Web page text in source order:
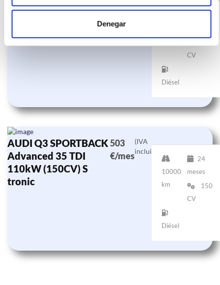
Denegar
Advanced 35 TDI
tronic
€/mesincluido)
km
CV
Diésel
AUDI Q3 SPORTBACK
Advanced 35 TDI
110kW (150CV) S
tronic
503
€/mes
(IVA
incluido)
10000
km
24
meses
150
CV
Diésel